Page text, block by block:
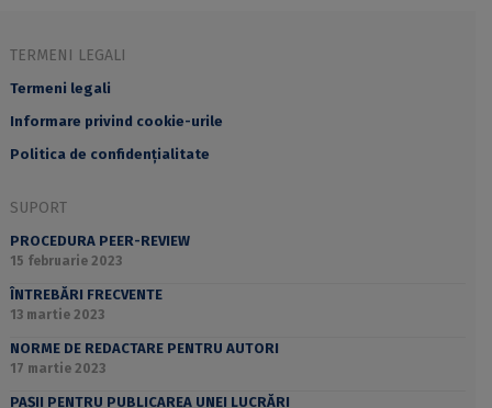
TERMENI LEGALI
Termeni legali
Informare privind cookie-urile
Politica de confidențialitate
SUPORT
PROCEDURA PEER-REVIEW
15 februarie 2023
ÎNTREBĂRI FRECVENTE
13 martie 2023
NORME DE REDACTARE PENTRU AUTORI
17 martie 2023
PAȘII PENTRU PUBLICAREA UNEI LUCRĂRI